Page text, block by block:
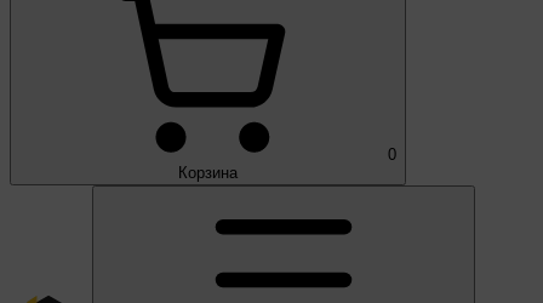
0
Корзина